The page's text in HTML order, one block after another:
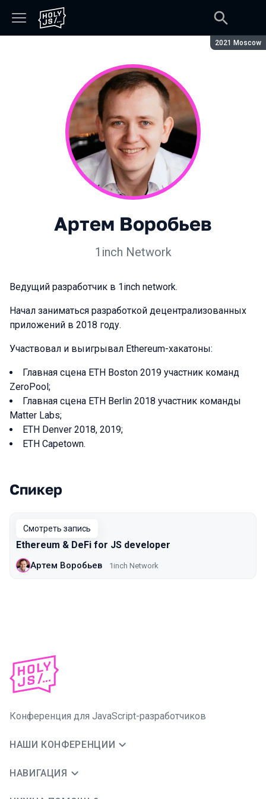
Сезон:
2021 Moscow
Артем Воробьев
1inch Network
Ведущий разработчик в 1inch network.
Начал заниматься разработкой децентрализованных
приложений в 2018 году.
Участвовал и выигрывал Ethereum-хакатоны:
Главная сцена ETH Boston 2019 участник команд
ZeroPool;
Главная сцена ETH Berlin 2018 участник команды
Matter Labs;
ETH Denver 2018, 2019;
ETH Capetown.
Выступления в сезоне 2021 Moscow
Спикер
Смотреть запись
Ethereum & DeFi for JS developer
Артем Воробьев 1inch Network
Конференция для JavaScript-разработчиков
НАШИ КОНФЕРЕНЦИИ
НАВИГАЦИЯ